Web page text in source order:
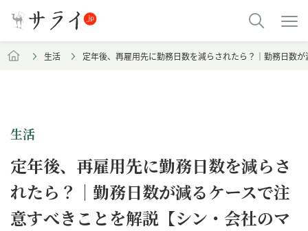
生活 定年後、再雇用先に勤務日数を減らされたら？｜勤務日数
生活
定年後、再雇用先に勤務日数を減らさ
れたら？｜勤務日数が減るケースで注
意すべきことを解説【シン・会社のマ